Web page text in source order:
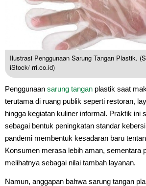
Ilustrasi Penggunaan Sarung Tangan Plastik.
iStock/ rri.co.id)
Penggunaan sarung tangan plastik saat
terutama di ruang publik seperti restoran,
hingga kegiatan kuliner informal. Praktik ini
sebagai bentuk peningkatan standar
pandemi membentuk kesadaran baru
Konsumen merasa lebih aman, sementara
melihatnya sebagai nilai tambah layanan.
Namun, anggapan bahwa sarung tangan